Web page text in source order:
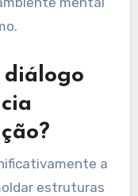
manter a
Ao
mental